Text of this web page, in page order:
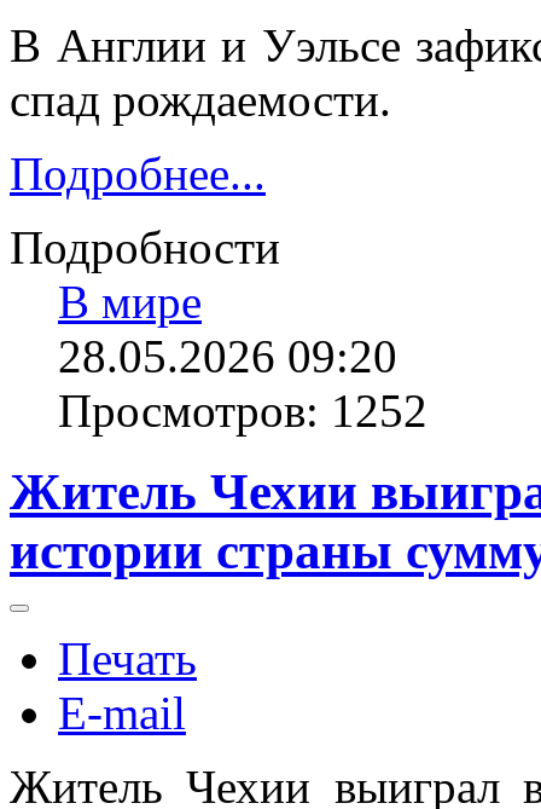
В Англии и Уэльсе
спад рождаемости.
Подробнее...
Подробности
В мире
28.05.2026 09:20
Просмотров: 1252
Житель Чехии
истории страны
Печать
E-mail
Житель Чехии выиграл